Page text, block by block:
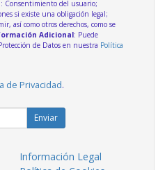
: Consentimiento del usuario;
si existe una obligación legal;
así como otros derechos, como se
Adicional: Puede
de Datos en nuestra Política
de Privacidad.
Enviar
Información Legal